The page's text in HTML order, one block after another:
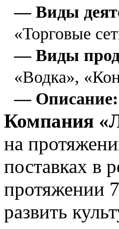
— Виды
«Торговые
— Виды
«Водка»,
— Описание:
Компания
на
поставках в
протяжении
развить